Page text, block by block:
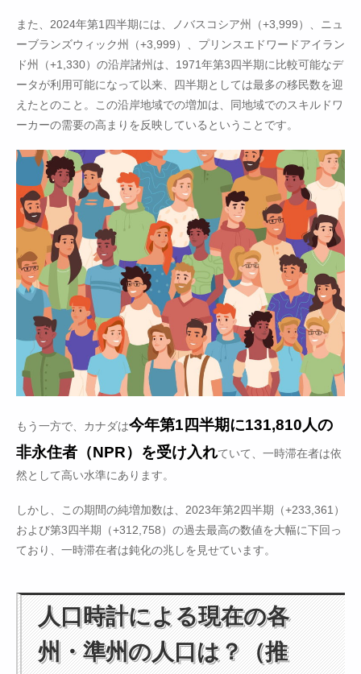
また、2024年第1四半期には、ノバスコシア州（+3,999）、ニュ
ーブランズウィック州（+3,999）、プリンスエドワードアイラン
ド州（+1,330）の沿岸諸州は、1971年第3四半期に比較可能なデ
ータが利用可能になって以来、四半期としては最多の移民数を迎
えたとのこと。この沿岸地域での増加は、同地域でのスキルドワ
ーカーの需要の高まりを反映しているということです。
もう一方で、カナダは今年第1四半期に131,810人の
非永住者（NPR）を受け入れていて、一時滞在者は依
然として高い水準にあります。
しかし、この期間の純増加数は、2023年第2四半期（+233,361）
および第3四半期（+312,758）の過去最高の数値を大幅に下回っ
ており、一時滞在者は鈍化の兆しを見せています。
人口時計による現在の各
州・準州の人口は？（推